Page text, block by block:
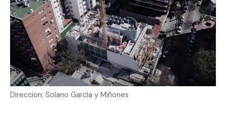
Direccion: Solano García y Miñones